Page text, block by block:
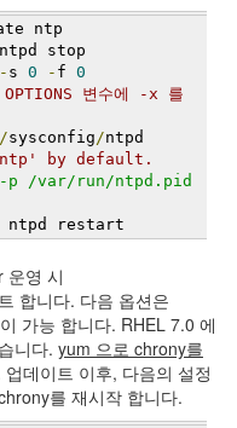
ntp
stop
- s 0 - f 0
변수에 -x 를
/sysconfig/ntpd
by default.
/var/run/ntpd.pid
ntpd restart
운영 시
합니다. 다음 옵션은
가능 합니다. RHEL 7.0 에
니다. yum 으로 chrony를
데이트 이후, 다음의 설정
를 재시작 합니다.